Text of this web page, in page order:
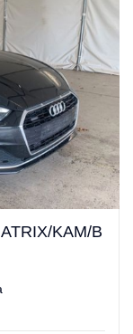
KAM/B